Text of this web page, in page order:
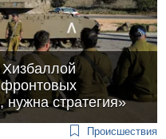
стратегия»
Происшествия